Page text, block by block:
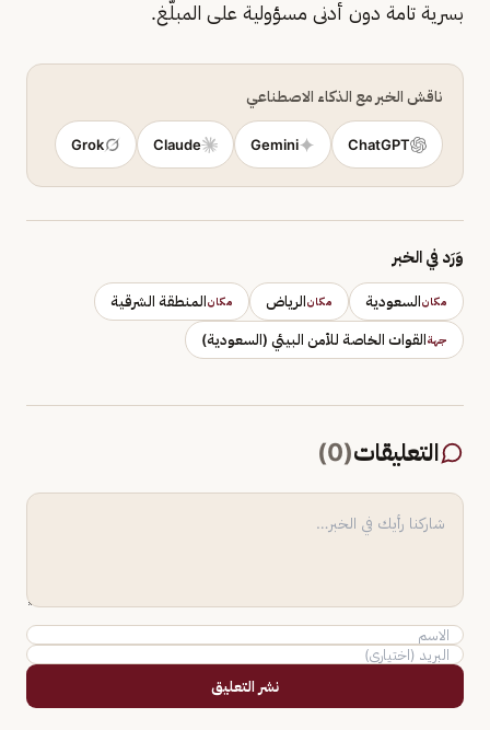
بسرية تامة دون أدنى مسؤولية على المبلّغ.
ناقش الخبر مع الذكاء الاصطناعي
ChatGPT
Gemini
Claude
Grok
وَرَد في الخبر
مكانالسعودية مكانالرياض مكانالمنطقة الشرقية
جهةالقوات الخاصة للأمن البيئي (السعودية)
التعليقات(
0
)
نشر التعليق